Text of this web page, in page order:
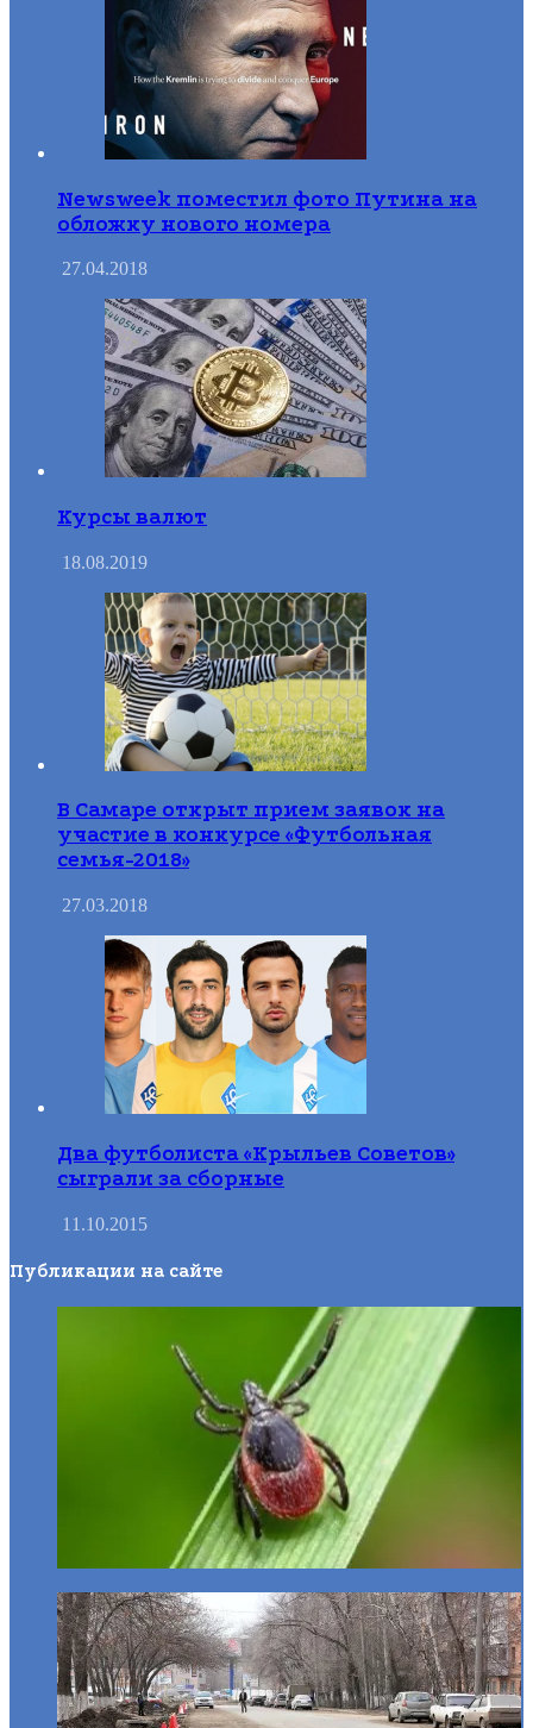
Newsweek поместил фото Путина на
обложку нового номера
27.04.2018
Курсы валют
18.08.2019
В Самаре открыт прием заявок на
участие в конкурсе «Футбольная
семья-2018»
27.03.2018
Два футболиста «Крыльев Советов»
сыграли за сборные
11.10.2015
Публикации на сайте